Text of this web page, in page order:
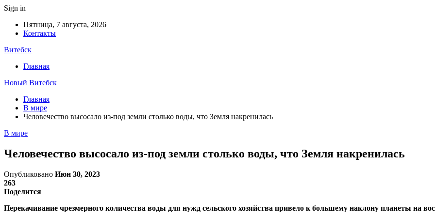
Sign in
Пятница, 7 августа, 2026
Контакты
Витебск
Главная
Новый Витебск
Главная
В мире
Человечество высосало из-под земли столько воды, что Земля накренилась
В мире
Человечество высосало из-под земли столько воды, что Земля накренилась
Опубликовано Июн 30, 2023
263
Поделится
Перекачивание чрезмерного количества воды для нужд сельского хозяйства привело к большему наклону планеты на